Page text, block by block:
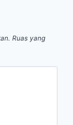
Ruas yang